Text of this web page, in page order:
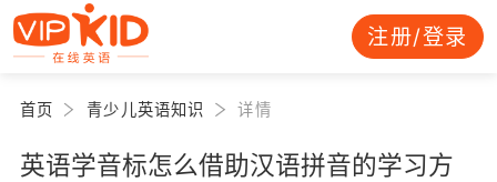
注册/登录
首页 青少儿英语知识 详情
英语学音标怎么借助汉语拼音的学习方